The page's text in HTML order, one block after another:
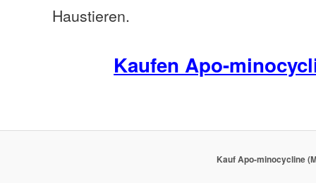
Haustieren.
Kaufen Apo-
Kauf Apo-minocycline